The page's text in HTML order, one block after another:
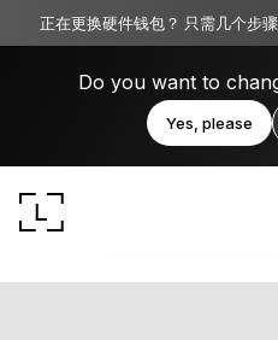
正在更换硬件钱包？ 只需几个步
Do you want to
Yes, please